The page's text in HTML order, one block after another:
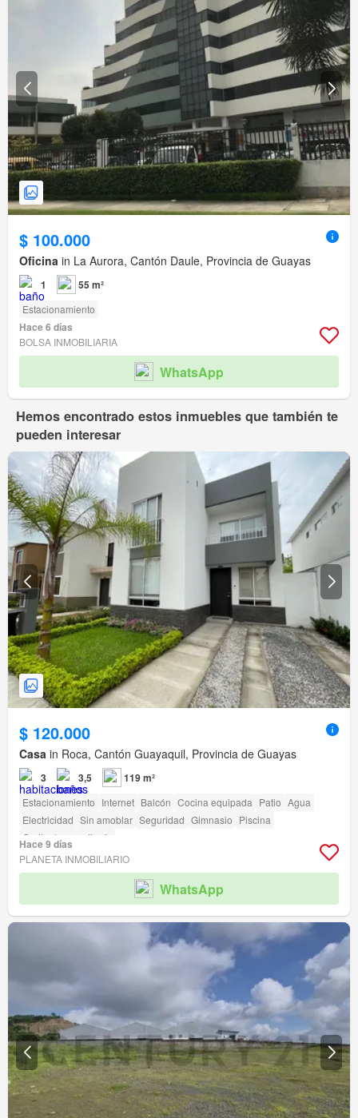
$ 100.000
Oficina in La Aurora, Cantón Daule, Provincia de Guayas
1 55 m²
Estacionamiento
Hace 6 días
BOLSA INMOBILIARIA
WhatsApp
Hemos encontrado estos inmuebles que también te
pueden interesar
$ 120.000
Casa in Roca, Cantón Guayaquil, Provincia de Guayas
3 3,5 119 m²
Estacionamiento Internet Balcón Cocina equipada Patio Agua
Electricidad Sin amoblar Seguridad Gimnasio Piscina
Garita de guardianía
Hace 9 días
PLANETA INMOBILIARIO
WhatsApp